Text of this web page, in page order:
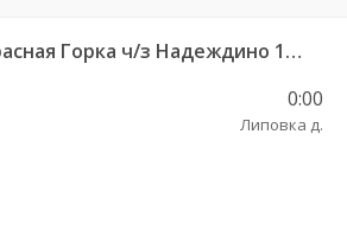
Воротынец — Красная Горка ч/з Надеждино 103
0:00
Липовка д.